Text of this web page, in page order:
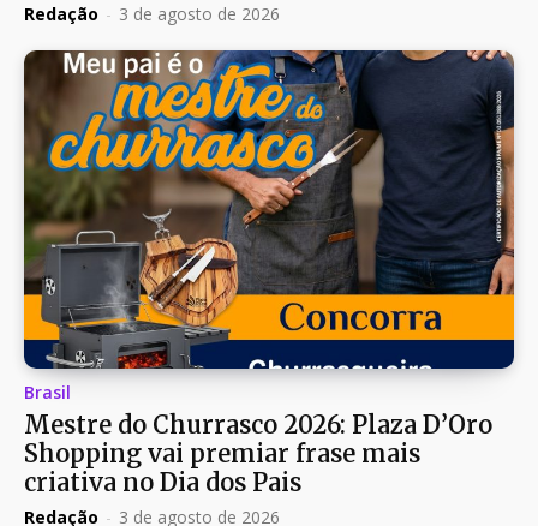
Redação - 3 de agosto de 2026
Brasil
Mestre do Churrasco 2026: Plaza D’Oro
Shopping vai premiar frase mais
criativa no Dia dos Pais
Redação - 3 de agosto de 2026